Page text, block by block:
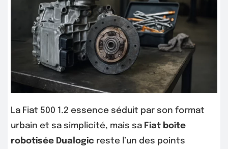
La Fiat 500 1.2 essence séduit par son format
urbain et sa simplicité, mais sa Fiat boîte
robotisée Dualogic reste l’un des points